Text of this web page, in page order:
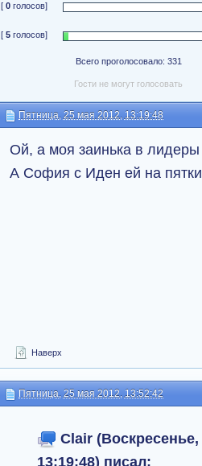
[0 голосов]
[5 голосов]
Всего проголосовало: 331
Гости не могут голосовать
Пятница, 25 мая 2012, 13:19:48
Ой, а моя заинька в
А София с Иден ей на
Наверх
Пятница, 25 мая 2012, 13:52:42
Clair (Воскресенье,
13:19:48) писал: